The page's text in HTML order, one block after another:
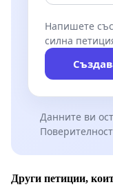
Напишете
силна
Данните ви
Други петиции,